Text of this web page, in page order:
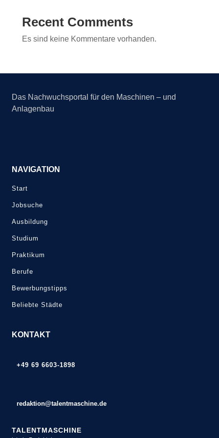
Recent Comments
Es sind keine Kommentare vorhanden.
Das Nachwuchsportal für den Maschinen – und
Anlagenbau
NAVIGATION
Start
Jobsuche
Ausbildung
Studium
Praktikum
Berufe
Bewerbungstipps
Beliebte Städte
KONTAKT
+49 69 6603-1898
redaktion@talentmaschine.de
TALENTMASCHINE